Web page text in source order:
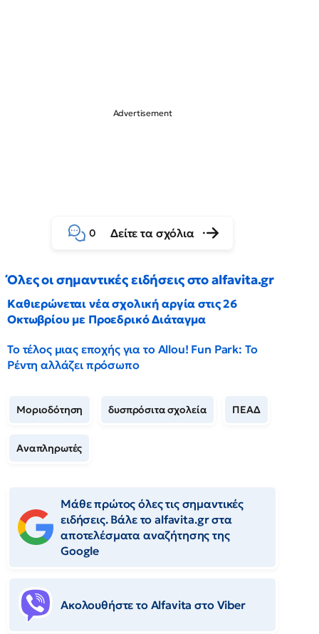
0 Δείτε τα σχόλια
Όλες οι σημαντικές ειδήσεις στο alfavita.gr
Καθιερώνεται νέα σχολική αργία στις 26
Οκτωβρίου με Προεδρικό Διάταγμα
Το τέλος μιας εποχής για το Allou! Fun Park: Το
Ρέντη αλλάζει πρόσωπο
Μοριοδότηση δυσπρόσιτα σχολεία ΠΕΑΔ
Αναπληρωτές
Μάθε πρώτος όλες τις σημαντικές
ειδήσεις. Βάλε το alfavita.gr στα
αποτελέσματα αναζήτησης της
Google
Ακολουθήστε το Αlfavita στο Viber